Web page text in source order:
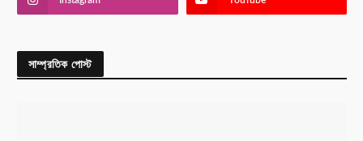
সাম্প্রতিক পোস্ট